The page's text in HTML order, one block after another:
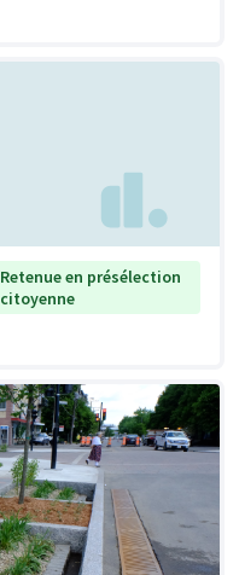
Retenue en présélection
citoyenne